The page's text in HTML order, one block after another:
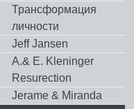
Трансформация
личности
Jeff Jansen
A.& E. Kleninger
Resurection
Jerame & Miranda